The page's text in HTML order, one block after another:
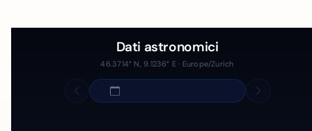
Dati astronomici
46.3714° N, 9.1236° E · Europe/Zurich